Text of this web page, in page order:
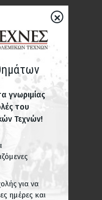
×
γνωριμίας
του
Τεχνών!
για να
ημέρες και